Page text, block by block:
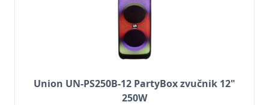
Union UN-PS250B-12 PartyBox zvučnik 12"
250W